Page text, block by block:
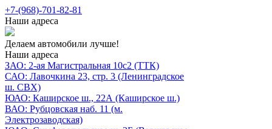
+7-(968)-701-82-81
Наши адреса
Делаем автомобили лучше!
Наши адреса
ЗАО: 2-ая Магистральная 10с2 (ТТК)
САО: Лавочкина 23, стр. 3 (Ленинградское
ш. СВХ)
ЮАО: Каширское ш., 22А (Каширское ш.)
ВАО: Рубцовская наб. 11 (м.
Электрозаводская)